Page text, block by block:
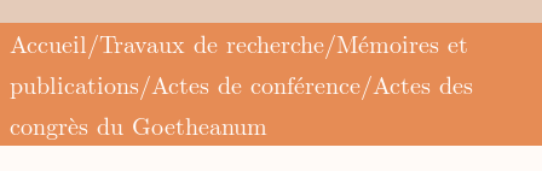
Accueil/Travaux de recherche/Mémoires et
publications/Actes de conférence/Actes des
congrès du Goetheanum